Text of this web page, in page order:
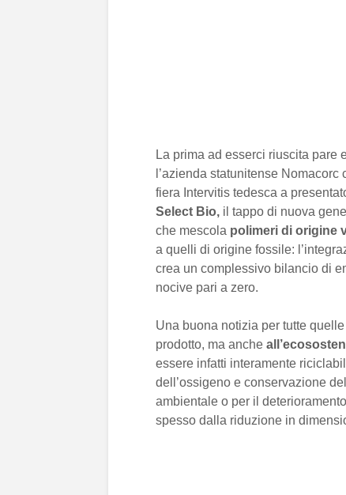
La prima ad esserci riuscita pare
l’azienda statunitense Nomacorc
fiera Intervitis tedesca a
Select Bio, il tappo di nuova
che mescola polimeri di origine
a quelli di origine fossile:
crea un complessivo bilancio di
nocive pari a zero.
Una buona notizia per tutte
prodotto, ma anche
essere infatti interamente
dell’ossigeno e conservazione
ambientale o per il
spesso dalla riduzione in